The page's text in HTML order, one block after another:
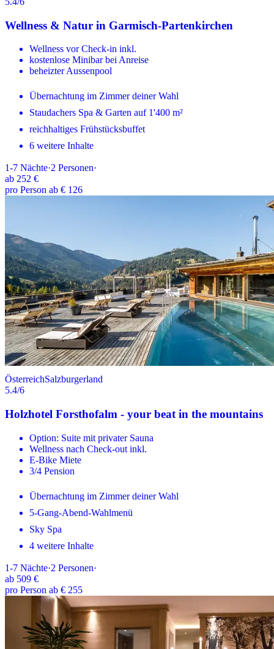
Wellness & Natur in Garmisch-Partenkirchen
Wellness vor Check-in inkl.
kostenlose Minibar bei Anreise
beheizter Aussenpool
Übernachtung im Zimmer deiner Wahl
Staudachers Spa & Garten auf 1'400 m²
reichhaltiges Frühstücksbuffet
6 weitere Inhalte
1-7 Nächte·2 Personen·
ab 252 €
pro Person ab € 126
ÖsterreichSalzburgerland
5.4/6
Holzhotel Forsthofalm - your beat in the mountains
Option: Suite mit privater Sauna
Wellness nach Check-out inkl.
E-Bike Miete
3/4 Pension
Übernachtung im Zimmer deiner Wahl
5-Gang-Abend-Wahlmenü
Sky Spa
4 weitere Inhalte
1-7 Nächte·2 Personen·
ab 509 €
pro Person ab € 255